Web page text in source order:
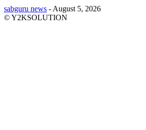
sabguru news - August 5, 2026
© Y2KSOLUTION